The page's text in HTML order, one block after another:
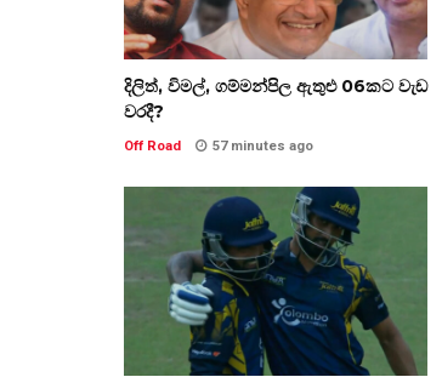
දිලිත්, විමල්, ගම්මන්පිල ඇතුළු 06කට වැඩ
වරදී?
Off Road 57 minutes ago